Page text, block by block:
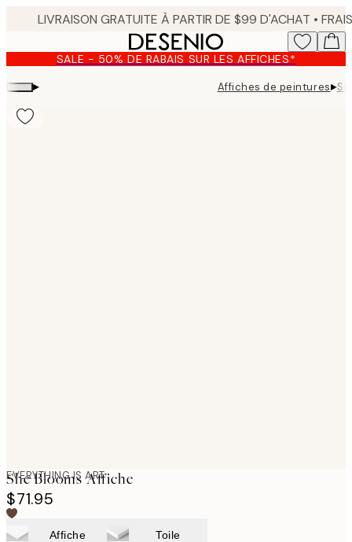
content.SALE - 50% DE RABAIS SUR LES AFFICHES*
▸ Affiches de peintures▸
EVERYTHING IS ART
She Blooms Affiche
$71.95
Affiche Toile